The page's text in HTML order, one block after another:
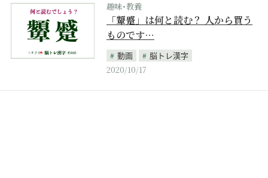
趣味･教養
「顰蹙」は何と読む？ 人から買う
ものです…
動画
脳トレ漢字
2020/10/17